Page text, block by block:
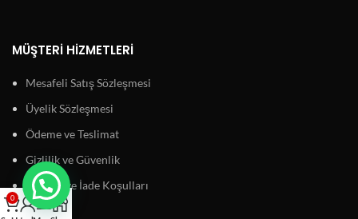
MÜŞTERI HIZMETLERI
Mesafeli Satış Sözleşmesi
Üyelik Sözleşmesi
Ödeme ve Teslimat
Gizlilik ve Güvenlik
Garanti ve İade Koşulları
0